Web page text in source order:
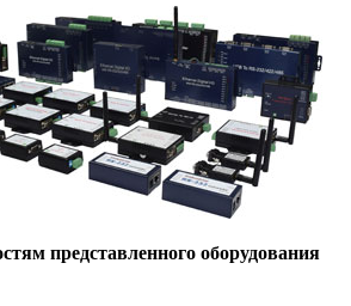
представленного оборудования